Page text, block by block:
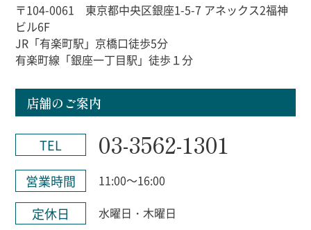
〒104-0061 東京都中央区銀座1-5-7 アネックス2福神
ビル6F
JR「有楽町駅」京橋口徒歩5分
有楽町線「銀座一丁目駅」徒歩１分
店舗のご案内
TEL 03-3562-1301
営業時間 11:00～16:00
定休日 水曜日・木曜日